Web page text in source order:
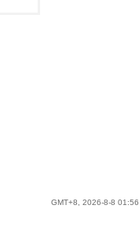
GMT+8, 2026-8-8 01:56